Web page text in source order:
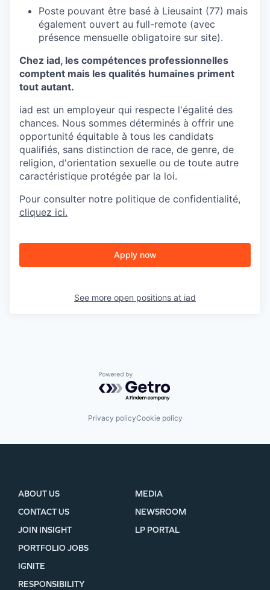
Poste pouvant être basé à Lieusaint (77) mais
également ouvert au full-remote (avec
présence mensuelle obligatoire sur site).
Chez iad, les compétences professionnelles
comptent mais les qualités humaines priment
tout autant.
iad est un employeur qui respecte l'égalité des
chances. Nous sommes déterminés à offrir une
opportunité équitable à tous les candidats
qualifiés, sans distinction de race, de genre, de
religion, d'orientation sexuelle ou de toute autre
caractéristique protégée par la loi.
Pour consulter notre politique de confidentialité,
cliquez ici.
Apply now
See more open positions at iad
Powered by Getro.com
Privacy policyCookie policy
ABOUT US
CONTACT US
JOIN INSIGHT
MEDIA
NEWSROOM
LP PORTAL
PORTFOLIO JOBS
IGNITE
RESPONSIBILITY